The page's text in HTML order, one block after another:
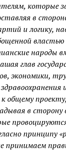
которые
в
и логику,
властью
народы
глав
экономики,
общему
в сторону
принципу
принимаем